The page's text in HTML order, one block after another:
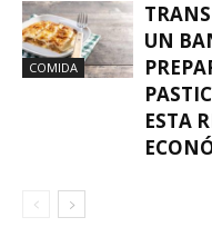
COMIDA
UN
ESTA